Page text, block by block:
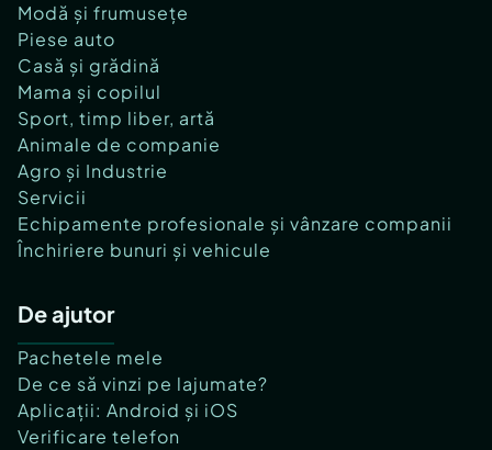
Modă și frumusețe
Piese auto
Casă și grădină
Mama și copilul
Sport, timp liber, artă
Animale de companie
Agro și Industrie
Servicii
Echipamente profesionale și vânzare companii
Închiriere bunuri și vehicule
De ajutor
Pachetele mele
De ce să vinzi pe lajumate?
Aplicații: Android și iOS
Verificare telefon